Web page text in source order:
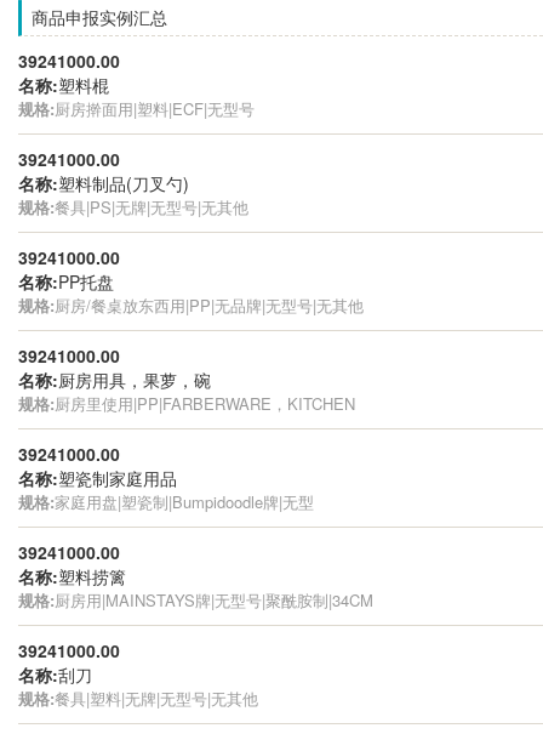
商品申报实例汇总
39241000.00
名称:塑料棍
规格:厨房擀面用|塑料|ECF|无型号
39241000.00
名称:塑料制品(刀叉勺)
规格:餐具|PS|无牌|无型号|无其他
39241000.00
名称:PP托盘
规格:厨房/餐桌放东西用|PP|无品牌|无型号|无其他
39241000.00
名称:厨房用具，果萝，碗
规格:厨房里使用|PP|FARBERWARE，KITCHEN
39241000.00
名称:塑瓷制家庭用品
规格:家庭用盘|塑瓷制|Bumpidoodle牌|无型
39241000.00
名称:塑料捞篱
规格:厨房用|MAINSTAYS牌|无型号|聚酰胺制|34CM
39241000.00
名称:刮刀
规格:餐具|塑料|无牌|无型号|无其他